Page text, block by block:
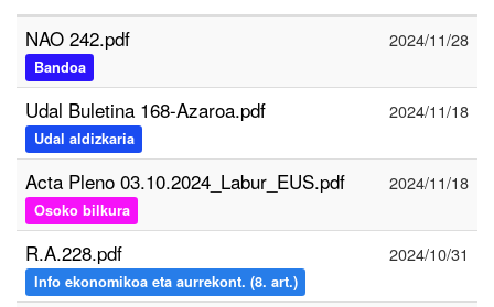
NAO 242.pdf
Bandoa
2024/11/28
Udal Buletina 168-Azaroa.pdf
Udal aldizkaria
2024/11/18
Acta Pleno 03.10.2024_Labur_EUS.pdf
Osoko bilkura
2024/11/18
R.A.228.pdf
Info ekonomikoa eta aurrekont. (8. art.)
2024/10/31